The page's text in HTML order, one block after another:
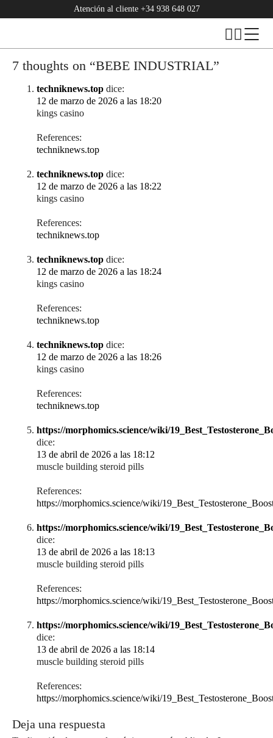
Atención al cliente +34 938 648 027
7 thoughts on “BEBE INDUSTRIAL”
techniknews.top dice:
12 de marzo de 2026 a las 18:20
kings casino
References:
techniknews.top
techniknews.top dice:
12 de marzo de 2026 a las 18:22
kings casino
References:
techniknews.top
techniknews.top dice:
12 de marzo de 2026 a las 18:24
kings casino
References:
techniknews.top
techniknews.top dice:
12 de marzo de 2026 a las 18:26
kings casino
References:
techniknews.top
https://morphomics.science/wiki/
dice:
13 de abril de 2026 a las 18:12
muscle building steroid pills
References:
https://morphomics.science/wiki/
https://morphomics.science/wiki/
dice:
13 de abril de 2026 a las 18:13
muscle building steroid pills
References:
https://morphomics.science/wiki/
https://morphomics.science/wiki/
dice:
13 de abril de 2026 a las 18:14
muscle building steroid pills
References:
https://morphomics.science/wiki/
Deja una respuesta